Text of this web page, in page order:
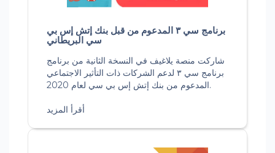
برنامج سي ٣ المدعوم من قبل بنك إتش إس بي
سي البريطاني
شاركت منصة يلاغيف في النسخة الثانية من برنامج
برنامج سي ٣ لدعم الشركات ذات التأثير الاجتماعي
المدعوم من بنك إتش إس بي سي لعام 2020.
أقرأ المزيد